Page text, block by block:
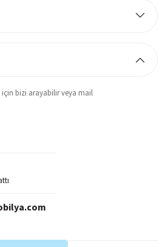
için bizi arayabilir veya mail